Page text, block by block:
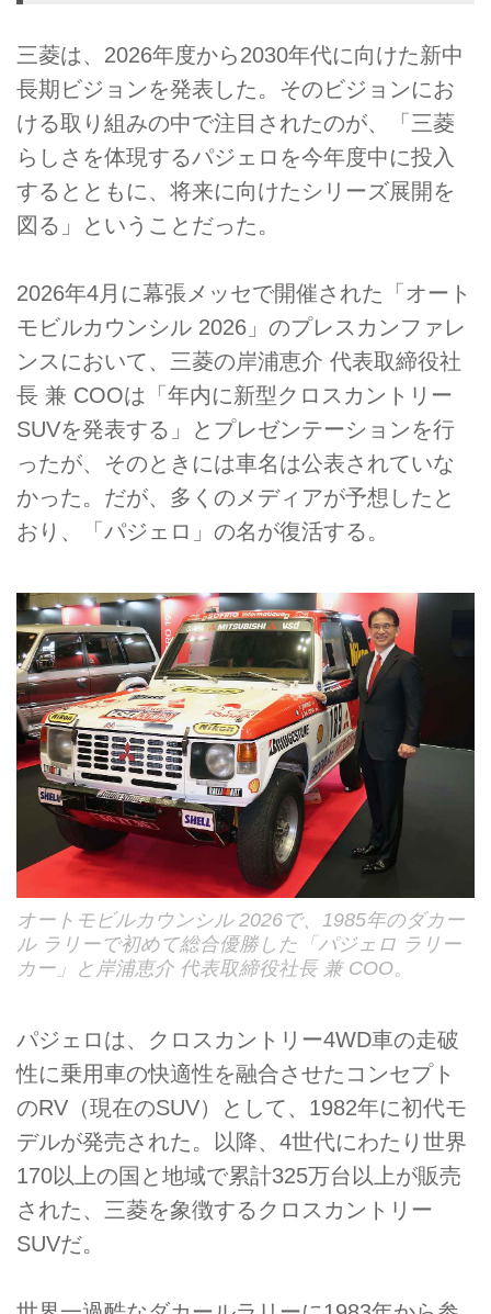
三菱は、2026年度から2030年代に向けた新中
長期ビジョンを発表した。そのビジョンにお
ける取り組みの中で注目されたのが、「三菱
らしさを体現するパジェロを今年度中に投入
するとともに、将来に向けたシリーズ展開を
図る」ということだった。
2026年4月に幕張メッセで開催された「オート
モビルカウンシル 2026」のプレスカンファレ
ンスにおいて、三菱の岸浦恵介 代表取締役社
長 兼 COOは「年内に新型クロスカントリー
SUVを発表する」とプレゼンテーションを行
ったが、そのときには車名は公表されていな
かった。だが、多くのメディアが予想したと
おり、「パジェロ」の名が復活する。
オートモビルカウンシル 2026で、1985年のダカー
ル ラリーで初めて総合優勝した「パジェロ ラリー
カー」と岸浦恵介 代表取締役社長 兼 COO。
パジェロは、クロスカントリー4WD車の走破
性に乗用車の快適性を融合させたコンセプト
のRV（現在のSUV）として、1982年に初代モ
デルが発売された。以降、4世代にわたり世界
170以上の国と地域で累計325万台以上が販売
された、三菱を象徴するクロスカントリー
SUVだ。